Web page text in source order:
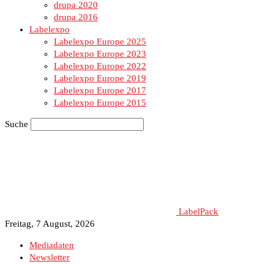
drupa 2020
drupa 2016
Labelexpo
Labelexpo Europe 2025
Labelexpo Europe 2023
Labelexpo Europe 2022
Labelexpo Europe 2019
Labelexpo Europe 2017
Labelexpo Europe 2015
Suche
LabelPack
Freitag, 7 August, 2026
Mediadaten
Newsletter